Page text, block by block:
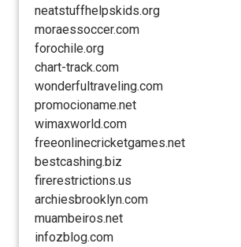
neatstuffhelpskids.org
moraessoccer.com
forochile.org
chart-track.com
wonderfultraveling.com
promocioname.net
wimaxworld.com
freeonlinecricketgames.net
bestcashing.biz
firerestrictions.us
archiesbrooklyn.com
muambeiros.net
infozblog.com